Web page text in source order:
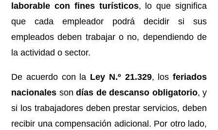
laborable con fines turísticos, lo que significa
que cada empleador podrá decidir si sus
empleados deben trabajar o no, dependiendo de
la actividad o sector.
De acuerdo con la Ley N.º 21.329, los feriados
nacionales son días de descanso obligatorio, y
si los trabajadores deben prestar servicios, deben
recibir una compensación adicional. Por otro lado,